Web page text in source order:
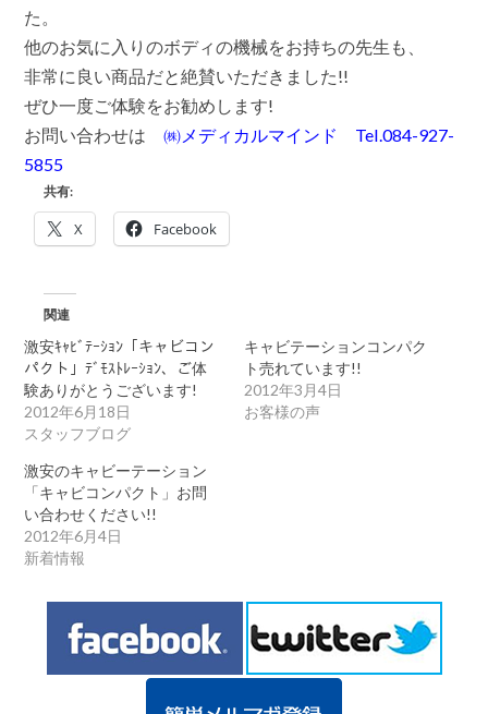
た。
他のお気に入りのボディの機械をお持ちの先生も、
非常に良い商品だと絶賛いただきました!!
ぜひ一度ご体験をお勧めします!
お問い合わせは㈱メディカルマインド Tel.084-927-
5855
共有:
X Facebook
関連
激安ｷｬﾋﾞﾃｰｼｮﾝ「キャビコン
パクト」ﾃﾞﾓｽﾄﾚｰｼｮﾝ、ご体
験ありがとうございます!
2012年6月18日
スタッフブログ
キャビテーションコンパク
ト売れています!!
2012年3月4日
お客様の声
激安のキャビーテーション
「キャビコンパクト」お問
い合わせください!!
2012年6月4日
新着情報